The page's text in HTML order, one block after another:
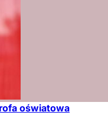
oświatowa